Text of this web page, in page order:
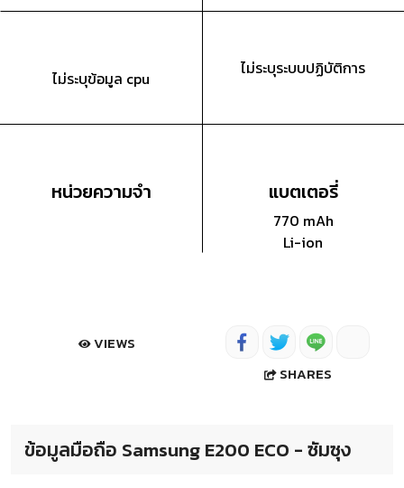
ไม่ระบุข้อมูล cpu ไม่ระบุระบบปฏิบัติการ
หน่วยความจำ แบตเตอรี่
770 mAh
Li-ion
VIEWS
SHARES
ข้อมูลมือถือ Samsung E200 ECO - ซัมซุง